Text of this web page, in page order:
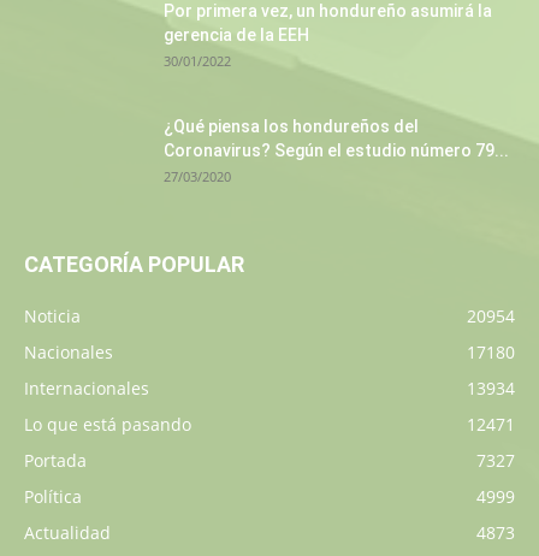
Por primera vez, un hondureño asumirá la
gerencia de la EEH
30/01/2022
¿Qué piensa los hondureños del
Coronavirus? Según el estudio número 79...
27/03/2020
CATEGORÍA POPULAR
Noticia
20954
Nacionales
17180
Internacionales
13934
Lo que está pasando
12471
Portada
7327
Política
4999
Actualidad
4873